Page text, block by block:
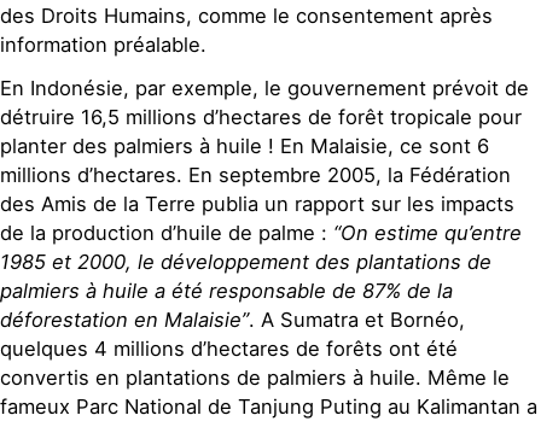
des Droits Humains, comme le consentement après
information préalable.
En Indonésie, par exemple, le gouvernement prévoit de
détruire 16,5 millions d’hectares de forêt tropicale pour
planter des palmiers à huile ! En Malaisie, ce sont 6
millions d’hectares. En septembre 2005, la Fédération
des Amis de la Terre publia un rapport sur les impacts
de la production d’huile de palme : “On estime qu’entre
1985 et 2000, le développement des plantations de
palmiers à huile a été responsable de 87% de la
déforestation en Malaisie”. A Sumatra et Bornéo,
quelques 4 millions d’hectares de forêts ont été
convertis en plantations de palmiers à huile. Même le
fameux Parc National de Tanjung Puting au Kalimantan a